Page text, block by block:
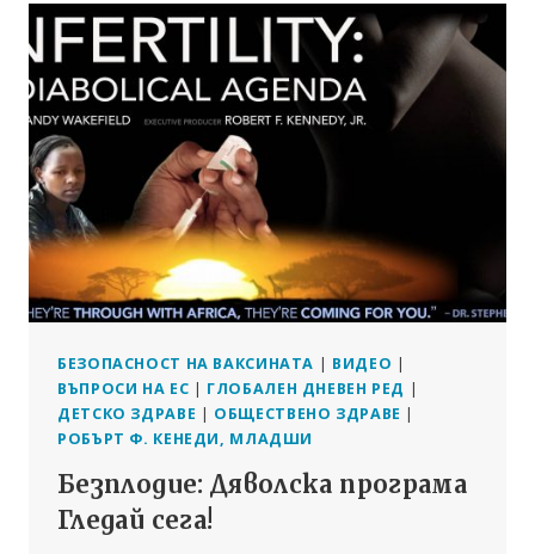
ДА
ГЛЕДАТЕ
„ИСТИНСКИЯТ
АНТЪНИ
ФАУЧИ“
–
ДОКУМЕНТАЛЕН
ФИЛМ
В
ДВЕ
ЧАСТИ,
БАЗИРАН
НА
НА
КЕНЕДИ-
МЛАДШИ
БЕЗОПАСНОСТ НА ВАКСИНАТА | ВИДЕО |
ВЪПРОСИ НА ЕС | ГЛОБАЛЕН ДНЕВЕН РЕД |
ДЕТСКО ЗДРАВЕ | ОБЩЕСТВЕНО ЗДРАВЕ |
РОБЪРТ Ф. КЕНЕДИ, МЛАДШИ
Безплодие: Дяволска програма
Гледай сега!